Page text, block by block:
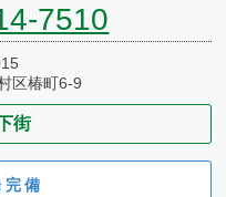
7510
区椿町6-9
街
備